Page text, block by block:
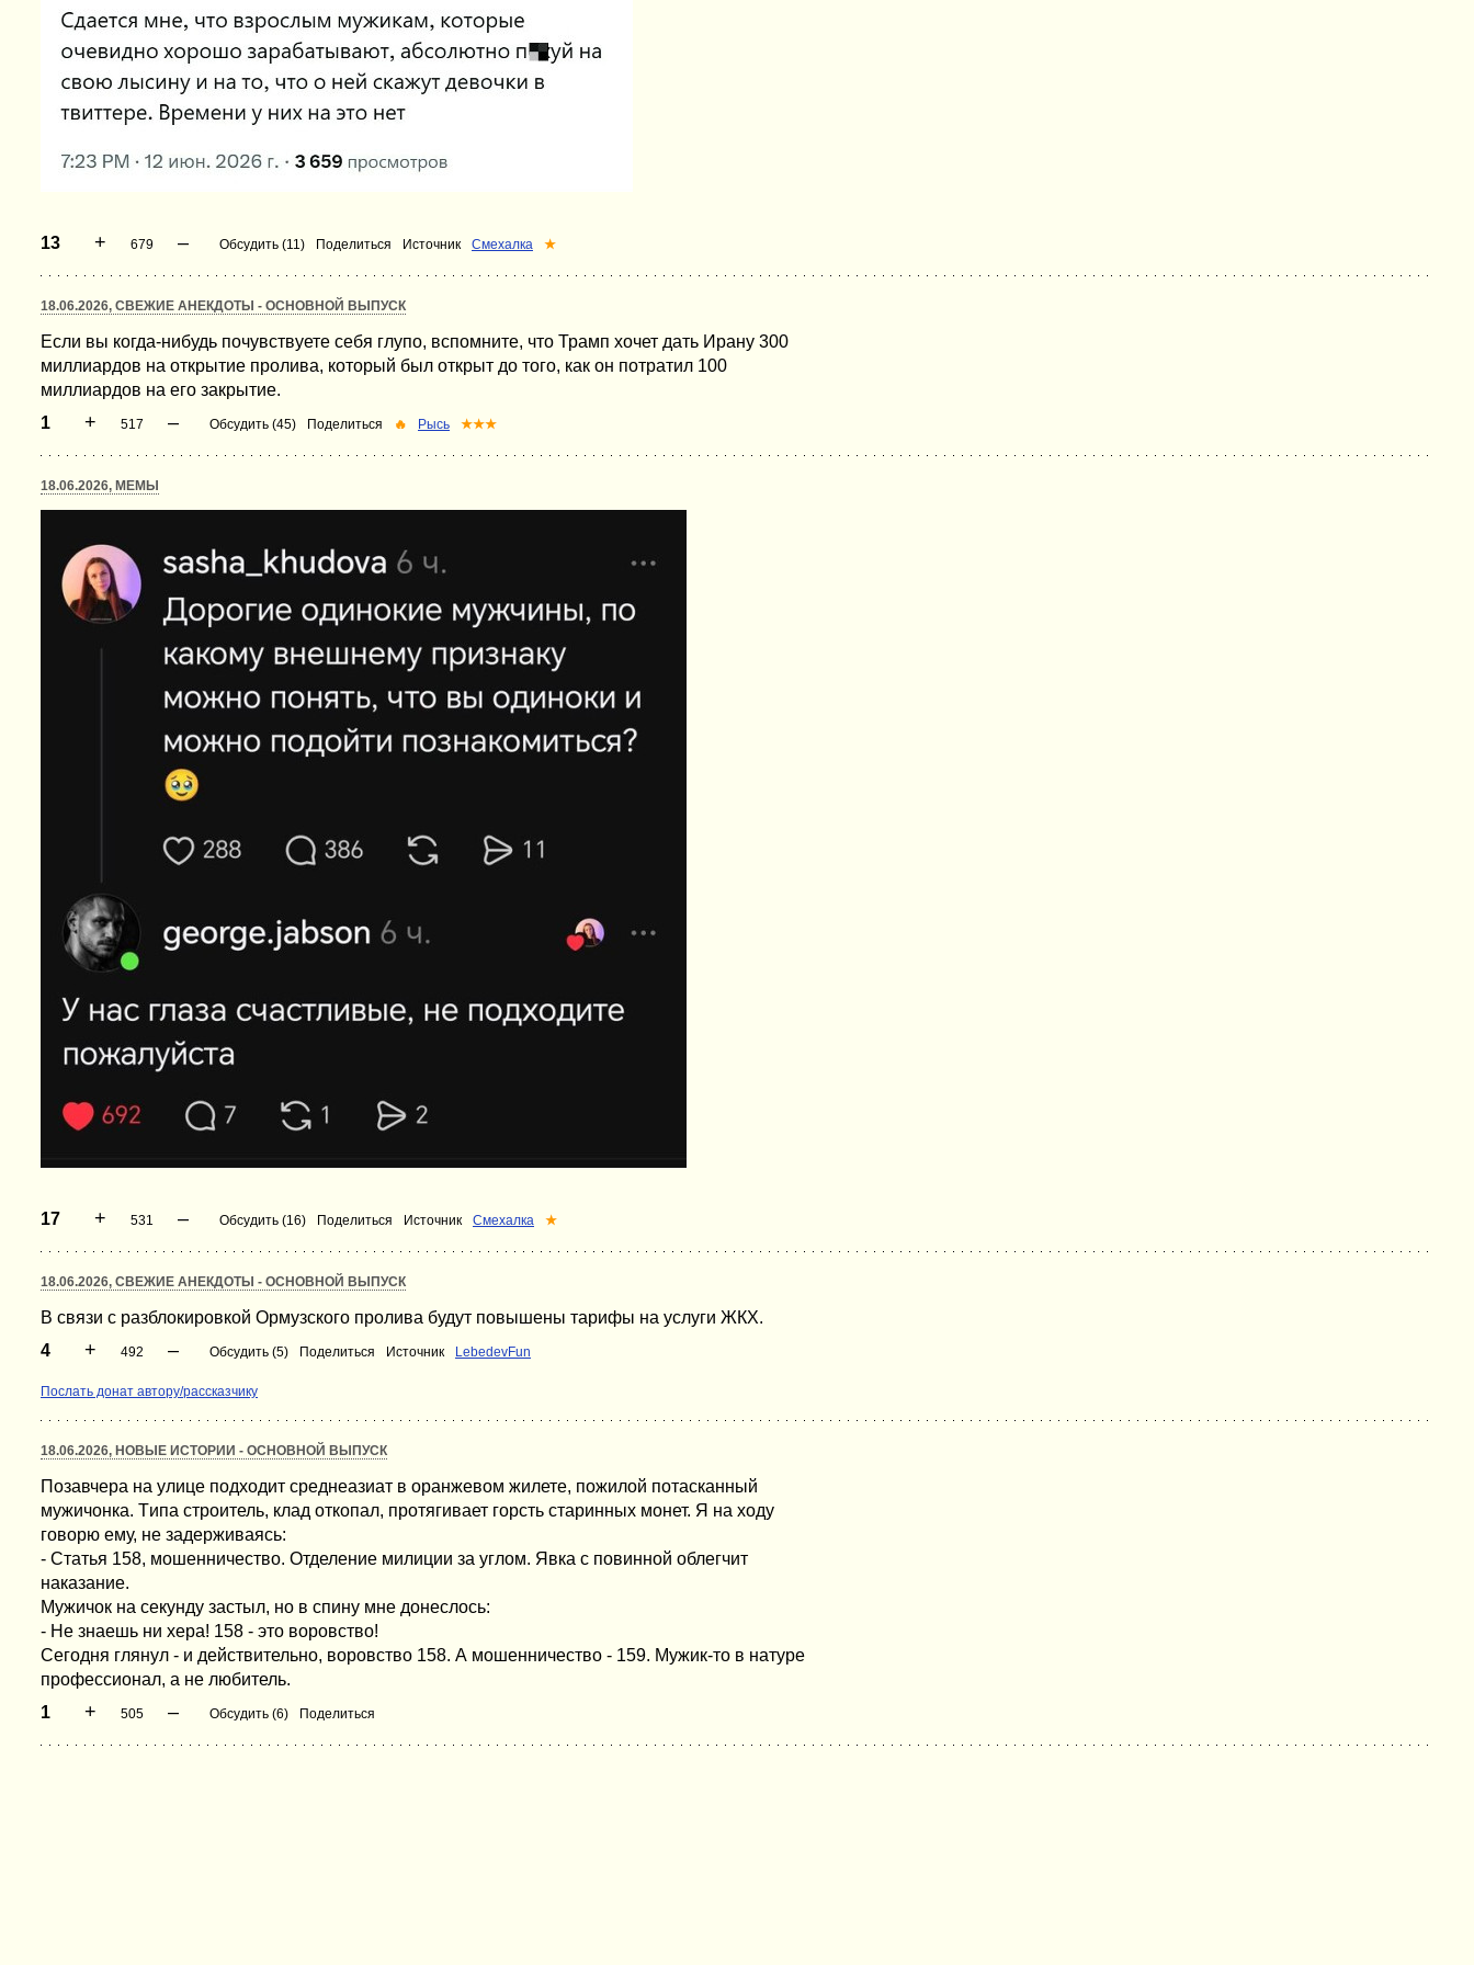
13 + 679 – Обсудить (11) Поделиться Источник Смехалка ★
18.06.2026, СВЕЖИЕ АНЕКДОТЫ - ОСНОВНОЙ ВЫПУСК
Если вы когда-нибудь почувствуете себя глупо, вспомните, что Трамп хочет дать Ирану 300
миллиардов на открытие пролива, который был открыт до того, как он потратил 100
миллиардов на его закрытие.
1
+ 517 – Обсудить (45) Поделиться 🔥 Рысь ★★★
18.06.2026, МЕМЫ
17 + 531 – Обсудить (16) Поделиться Источник Смехалка ★
18.06.2026, СВЕЖИЕ АНЕКДОТЫ - ОСНОВНОЙ ВЫПУСК
В связи с разблокировкой Ормузского пролива будут повышены тарифы на услуги ЖКХ.
4
+ 492 – Обсудить (5) Поделиться Источник LebedevFun
Послать донат автору/рассказчику
18.06.2026, НОВЫЕ ИСТОРИИ - ОСНОВНОЙ ВЫПУСК
Позавчера на улице подходит среднеазиат в оранжевом жилете, пожилой потасканный
мужичонка. Tипа строитель, клад откопал, протягивает горсть старинных монет. Я на ходу
говорю ему, не задерживаясь:
- Статья 158, мошенничество. Отделение милиции за углом. Явка с повинной облегчит
наказание.
Мужичок на секунду застыл, но в спину мне донеслось:
- Не знаешь ни хера! 158 - это воровство!
Сегодня глянул - и действительно, воровство 158. А мошенничество - 159. Мужик-то в натуре
профессионал, а не любитель.
1
+ 505 – Обсудить (6) Поделиться